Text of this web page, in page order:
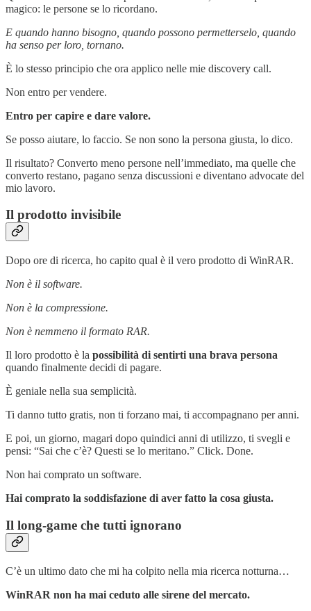
magico: le persone se lo ricordano.
E quando hanno bisogno, quando possono permetterselo, quando
ha senso per loro, tornano.
È lo stesso principio che ora applico nelle mie discovery call.
Non entro per vendere.
Entro per capire e dare valore.
Se posso aiutare, lo faccio. Se non sono la persona giusta, lo dico.
Il risultato? Converto meno persone nell’immediato, ma quelle che
converto restano, pagano senza discussioni e diventano advocate del
mio lavoro.
Il prodotto invisibile
Dopo ore di ricerca, ho capito qual è il vero prodotto di WinRAR.
Non è il software.
Non è la compressione.
Non è nemmeno il formato RAR.
Il loro prodotto è la possibilità di sentirti una brava persona
quando finalmente decidi di pagare.
È geniale nella sua semplicità.
Ti danno tutto gratis, non ti forzano mai, ti accompagnano per anni.
E poi, un giorno, magari dopo quindici anni di utilizzo, ti svegli e
pensi: “Sai che c’è? Questi se lo meritano.” Click. Done.
Non hai comprato un software.
Hai comprato la soddisfazione di aver fatto la cosa giusta.
Il long-game che tutti ignorano
C’è un ultimo dato che mi ha colpito nella mia ricerca notturna…
WinRAR non ha mai ceduto alle sirene del mercato.